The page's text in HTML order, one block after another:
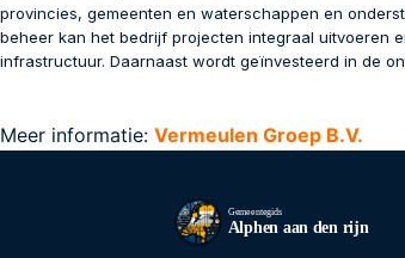
provincies, gemeenten en waterschappen en
beheer kan het bedrijf projecten integraal uitvoeren
infrastructuur. Daarnaast wordt geïnvesteerd in de
Meer informatie: Vermeulen Groep B.V.
Gemeentegids
Alphen aan den rijn